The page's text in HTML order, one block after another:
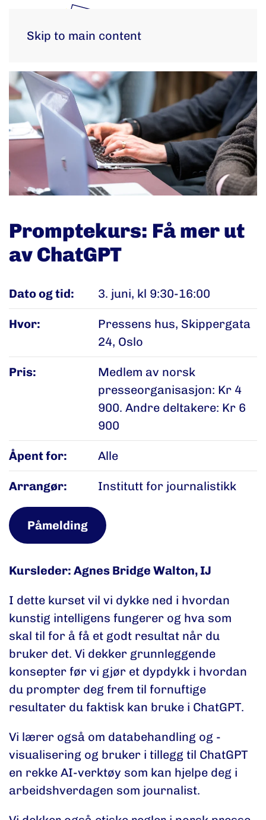
Skip to main content
Promptekurs: Få mer ut
av ChatGPT
Dato og tid: 3. juni, kl 9:30-16:00
Hvor:
Pressens hus, Skippergata
24, Oslo
Pris:
Medlem av norsk
presseorganisasjon: Kr 4
900. Andre deltakere: Kr 6
900
Åpent for: Alle
Arrangør: Institutt for journalistikk
Påmelding
Kursleder: Agnes Bridge Walton, IJ
I dette kurset vil vi dykke ned i hvordan
kunstig intelligens fungerer og hva som
skal til for å få et godt resultat når du
bruker det. Vi dekker grunnleggende
konsepter før vi gjør et dypdykk i hvordan
du prompter deg frem til fornuftige
resultater du faktisk kan bruke i ChatGPT.
Vi lærer også om databehandling og -
visualisering og bruker i tillegg til ChatGPT
en rekke AI-verktøy som kan hjelpe deg i
arbeidshverdagen som journalist.